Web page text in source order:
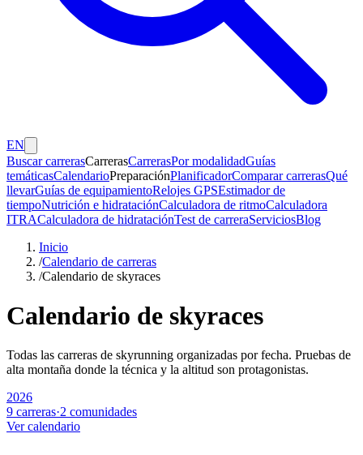
EN
Buscar carrerasCarrerasCarrerasPor modalidadGuías
temáticasCalendarioPreparaciónPlanificadorComparar carrerasQué
llevarGuías de equipamientoRelojes GPSEstimador de
tiempoNutrición e hidrataciónCalculadora de ritmoCalculadora
ITRACalculadora de hidrataciónTest de carreraServiciosBlog
Inicio
/Calendario de carreras
/Calendario de skyraces
Calendario de skyraces
Todas las carreras de skyrunning organizadas por fecha. Pruebas de
alta montaña donde la técnica y la altitud son protagonistas.
2026
9 carreras·2 comunidades
Ver calendario